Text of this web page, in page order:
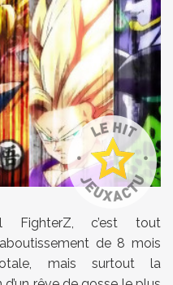
FighterZ, c’est tout
de 8 mois
mais surtout la